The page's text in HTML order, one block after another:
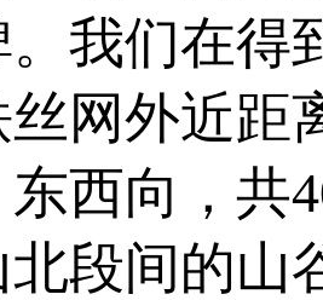
我们在得
丝网外近距
西向，共
段间的山